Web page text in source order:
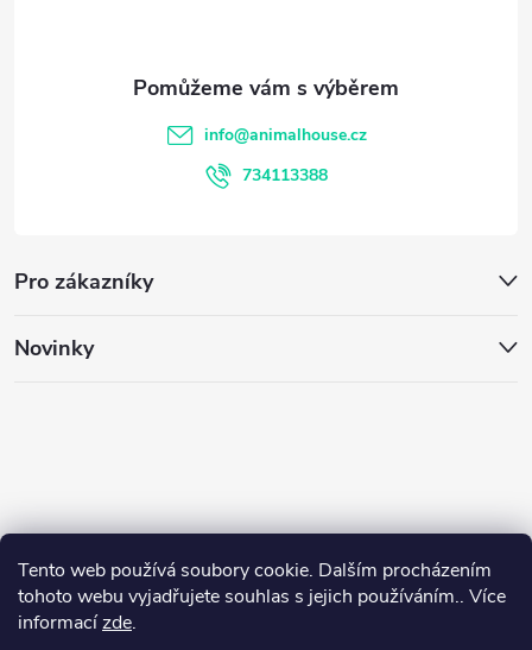
Tento web používá soubory cookie. Dalším procházením
tohoto webu vyjadřujete souhlas s jejich používáním.. Více
informacízde.
Pro zákazníky
Novinky
info@animalhouse.cz
734113388